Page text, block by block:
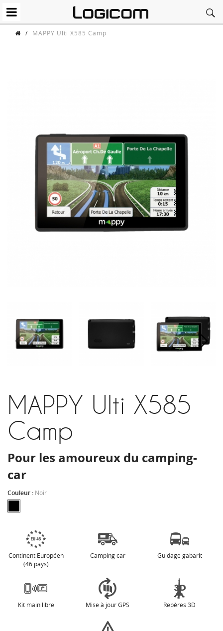
/ MAPPY Ulti X585 Camp
MAPPY Ulti X585
Camp
Pour les amoureux du camping-
car
Couleur : Noir
Continent Européen
(46 pays)
Camping car Guidage gabarit
Kit main libre Mise à jour GPS Repères 3D